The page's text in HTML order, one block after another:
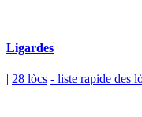
Ligardes
| 28 lòcs - liste rapide des